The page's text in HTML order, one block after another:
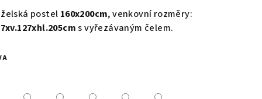
postel 160x200cm, venkovní rozměry:
s vyřezávaným čelem.